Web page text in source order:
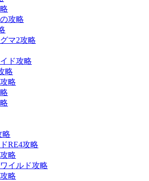
攻略
マ2攻略
ド攻略
略
略
略
RE4攻略
略
イルド攻略
略